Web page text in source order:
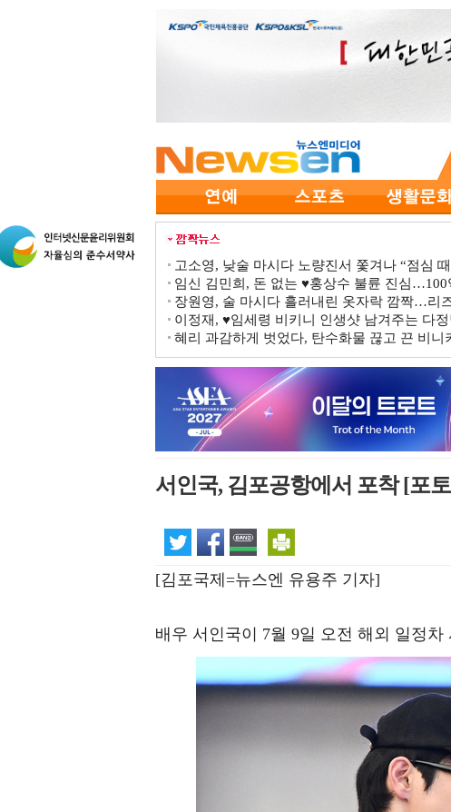
고소영, 낮술 마시다 노량진서 쫓겨나 “점심
임신 김민희, 돈 없는 ♥홍상수 불륜 진심…100
장원영, 술 마시다 흘러내린 옷자락 깜짝…리
이정재, ♥임세령 비키니 인생샷 남겨주는 다
혜리 과감하게 벗었다, 탄수화물 끊고 끈 비니
서인국, 김포공항에서 포착 [포
[김포국제=뉴스엔 유용주 기자]
배우 서인국이 7월 9일 오전 해외 일정